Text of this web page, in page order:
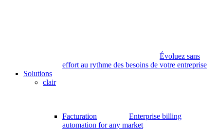
Évoluez sans
effort au rythme des besoins de votre entreprise
Solutions
clair
Facturation
Enterprise billing
automation for any market